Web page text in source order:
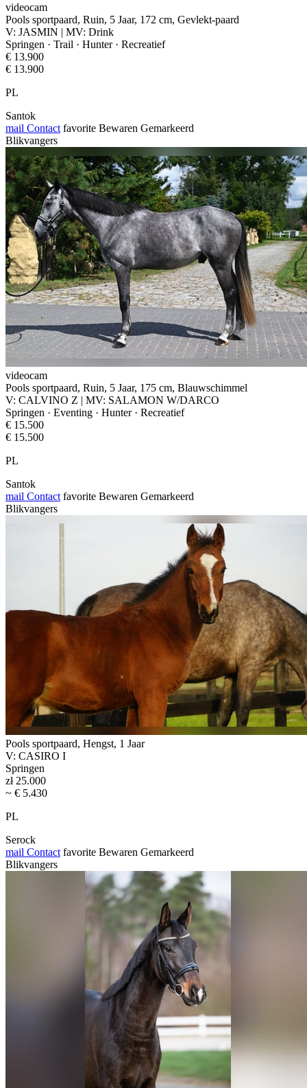
videocam
Pools sportpaard, Ruin, 5 Jaar, 172 cm, Gevlekt-paard
V: JASMIN | MV: Drink
Springen · Trail · Hunter · Recreatief
€ 13.900
€ 13.900
PL
Santok
mail Contact favorite Bewaren Gemarkeerd
Blikvangers
videocam
Pools sportpaard, Ruin, 5 Jaar, 175 cm, Blauwschimmel
V: CALVINO Z | MV: SALAMON W/DARCO
Springen · Eventing · Hunter · Recreatief
€ 15.500
€ 15.500
PL
Santok
mail Contact favorite Bewaren Gemarkeerd
Blikvangers
Pools sportpaard, Hengst, 1 Jaar
V: CASIRO I
Springen
zł 25.000
~ € 5.430
PL
Serock
mail Contact favorite Bewaren Gemarkeerd
Blikvangers